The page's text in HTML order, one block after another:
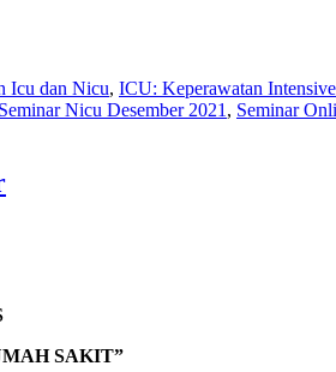
Icu dan Nicu, ICU: Keperawatan
Seminar Nicu Desember 2021 , Seminar
SAKIT”